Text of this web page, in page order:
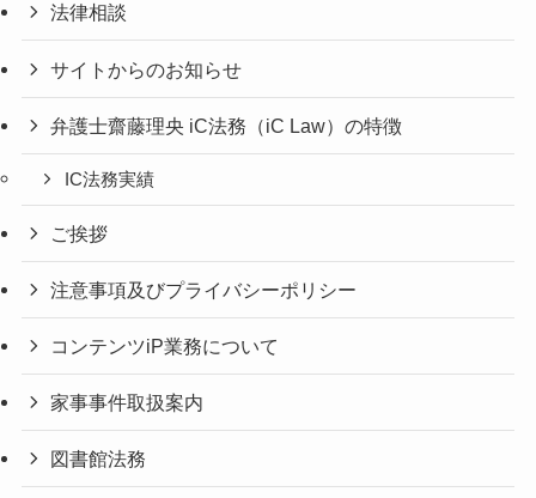
法律相談
サイトからのお知らせ
弁護士齋藤理央 iC法務（iC Law）の特徴
IC法務実績
ご挨拶
注意事項及びプライバシーポリシー
コンテンツiP業務について
家事事件取扱案内
図書館法務